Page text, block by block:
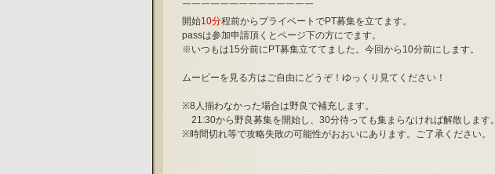
￣￣￣￣￣￣￣￣￣￣￣￣￣￣
開始10分程前からプライベートでPT募集を立てます。
passは参加申請頂くとページ下の方にでます。
※いつもは15分前にPT募集立ててました。今回から10分前にします。
ムービーを見る方はご自由にどうぞ！ゆっくり見てください！
※8人揃わなかった場合は野良で補充します。
21:30から野良募集を開始し、30分待っても集まらなければ解散します。
※時間切れ等で攻略失敗の可能性がおおいにあります。ご了承ください。